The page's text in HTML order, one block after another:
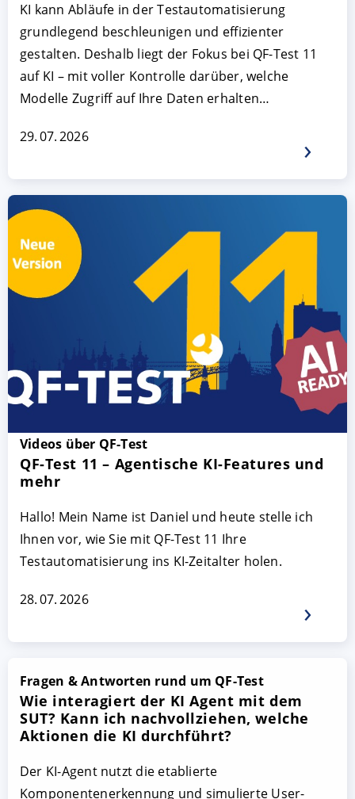
KI kann Abläufe in der Testautomatisierung
grundlegend beschleunigen und effizienter
gestalten. Deshalb liegt der Fokus bei QF-Test 11
auf KI – mit voller Kontrolle darüber, welche
Modelle Zugriff auf Ihre Daten erhalten…
29. 07. 2026
Videos über QF-Test
QF-Test 11 – Agentische KI-Features und
mehr
Hallo! Mein Name ist Daniel und heute stelle ich
Ihnen vor, wie Sie mit QF-Test 11 Ihre
Testautomatisierung ins KI-Zeitalter holen.
28. 07. 2026
Fragen & Antworten rund um QF-Test
Wie interagiert der KI Agent mit dem
SUT? Kann ich nachvollziehen, welche
Aktionen die KI durchführt?
Der KI-Agent nutzt die etablierte
Komponentenerkennung und simulierte User-